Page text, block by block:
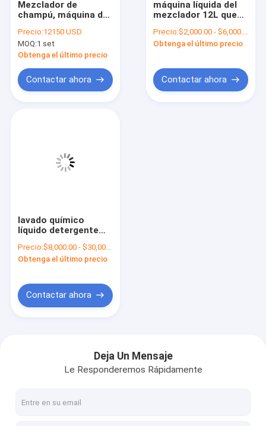
VR Show
Éntrenos en contacto con
Pida una cita
Mezclador del emulsor del homogeneizador
Mezclador de
champú, máquina de
recipiente de mezcla
de champú
Precio:12150 USD
MOQ:1 set
Obtenga el último precio
Contactar ahora
máquina líquida del
mezclador 12L que
detergente líquido
Molino de pulido
Precio:$2,000.00 - $6,000.00/Sets
Obtenga el último precio
Contactar ahora
lavado químico
líquido detergente
mezcladora del
mezclador de 65rpm
Precio:$8,000.00 - $30,000.00/Sets
Obtenga el último precio
Contactar ahora
Deja Un Mensaje
Le Responderemos Rápidamente